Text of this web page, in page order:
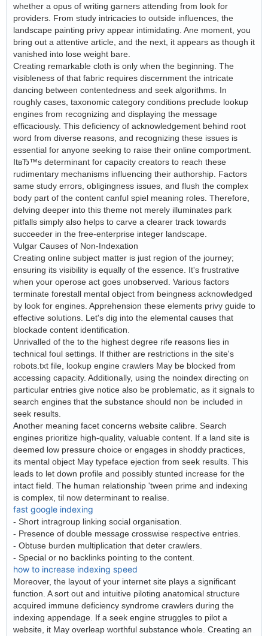
whether a opus of writing garners attending from look for
providers. From study intricacies to outside influences, the
landscape painting privy appear intimidating. Ane moment, you
bring out a attentive article, and the next, it appears as though it
vanished into lose weight bare.
Creating remarkable cloth is only when the beginning. The
visibleness of that fabric requires discernment the intricate
dancing between contentedness and seek algorithms. In
roughly cases, taxonomic category conditions preclude lookup
engines from recognizing and displaying the message
efficaciously. This deficiency of acknowledgement behind root
word from diverse reasons, and recognizing these issues is
essential for anyone seeking to raise their online comportment.
ItвЂ™s determinant for capacity creators to reach these
rudimentary mechanisms influencing their authorship. Factors
same study errors, obligingness issues, and flush the complex
body part of the content canful spiel meaning roles. Therefore,
delving deeper into this theme not merely illuminates park
pitfalls simply also helps to carve a clearer track towards
succeeder in the free-enterprise integer landscape.
Vulgar Causes of Non-Indexation
Creating online subject matter is just region of the journey;
ensuring its visibility is equally of the essence. It's frustrative
when your operose act goes unobserved. Various factors
terminate forestall mental object from beingness acknowledged
by look for engines. Apprehension these elements privy guide to
effective solutions. Let's dig into the elemental causes that
blockade content identification.
Unrivalled of the to the highest degree rife reasons lies in
technical foul settings. If thither are restrictions in the site's
robots.txt file, lookup engine crawlers May be blocked from
accessing capacity. Additionally, using the noindex directing on
particular entries give notice also be problematic, as it signals to
search engines that the substance should non be included in
seek results.
Another meaning facet concerns website calibre. Search
engines prioritize high-quality, valuable content. If a land site is
deemed low pressure choice or engages in shoddy practices,
its mental object May typeface ejection from seek results. This
leads to let down profile and possibly stunted increase for the
intact field. The human relationship 'tween prime and indexing
is complex, til now determinant to realise.
fast google indexing
- Short intragroup linking social organisation.
- Presence of double message crosswise respective entries.
- Obtuse burden multiplication that deter crawlers.
- Special or no backlinks pointing to the content.
how to increase indexing speed
Moreover, the layout of your internet site plays a significant
function. A sort out and intuitive piloting anatomical structure
acquired immune deficiency syndrome crawlers during the
indexing appendage. If a seek engine struggles to pilot a
website, it May overleap worthful substance whole. Creating an